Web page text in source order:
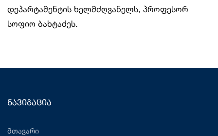
დეპარტამენტის ხელმძღვანელს, პროფესორ
სოფიო ბახტაძეს.
ნავიგაცია
მთავარი